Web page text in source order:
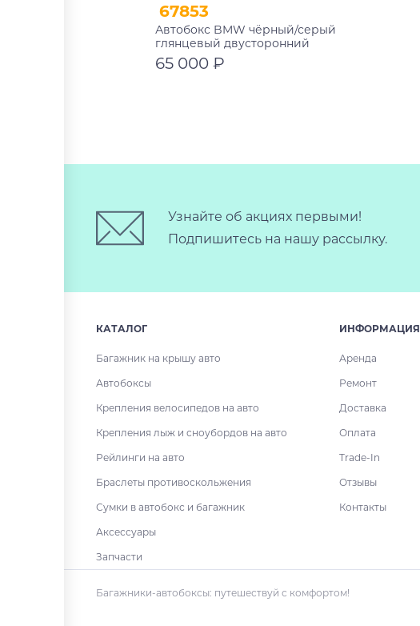
67853
Автобокс BMW чёрный/серый
глянцевый двусторонний
65 000 ₽
Узнайте об акциях первыми!
Подпишитесь на нашу рассылку.
КАТАЛОГ
Багажник на крышу авто
Автобоксы
Крепления велосипедов на авто
Крепления лыж и сноубордов на авто
Рейлинги на авто
Браслеты противоскольжения
Сумки в автобокс и багажник
Аксессуары
Запчасти
ИНФОРМАЦИЯ
Аренда
Ремонт
Доставка
Оплата
Trade-In
Отзывы
Контакты
Багажники-автобоксы: путешествуй с комфортом!